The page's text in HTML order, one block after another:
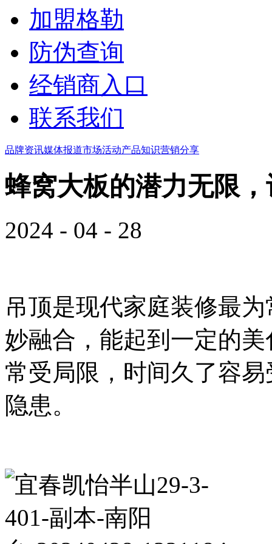
加盟格勒
防伪查询
经销商入口
联系我们
品牌资讯媒体报道市场活动产品知识营销分享
蜂窝大板的潜力无限
2024 - 04 - 28
吊顶是现代家庭装修最
妙融合，能起到一定的
常受局限，时间久了容
隐患。